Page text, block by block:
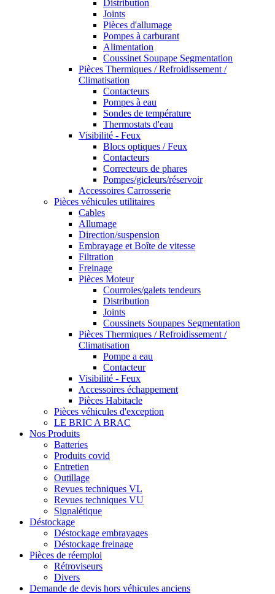
Distribution
Joints
Pièces d'allumage
Pompes à carburant
Alimentation
Coussinet Soupape Segmentation
Pièces Thermiques / Refroidissement /
Climatisation
Contacteurs
Pompes à eau
Sondes de température
Thermostats d'eau
Visibilité - Feux
Blocs optiques / Feux
Contacteurs
Correcteurs de phares
Pompes/gicleurs/réservoir
Accessoires Carrosserie
Pièces véhicules utilitaires
Cables
Allumage
Direction/suspension
Embrayage et Boîte de vitesse
Filtration
Freinage
Pièces Moteur
Courroies/galets tendeurs
Distribution
Joints
Coussinets Soupapes Segmentation
Pièces Thermiques / Refroidissement /
Climatisation
Pompe a eau
Contacteur
Visibilité - Feux
Accessoires échappement
Pièces Habitacle
Pièces véhicules d'exception
LE BRIC A BRAC
Nos Produits
Batteries
Produits covid
Entretien
Outillage
Revues techniques VL
Revues techniques VU
Signalétique
Déstockage
Déstockage embrayages
Déstockage freinage
Pièces de réemploi
Rétroviseurs
Divers
Demande de devis hors véhicules anciens